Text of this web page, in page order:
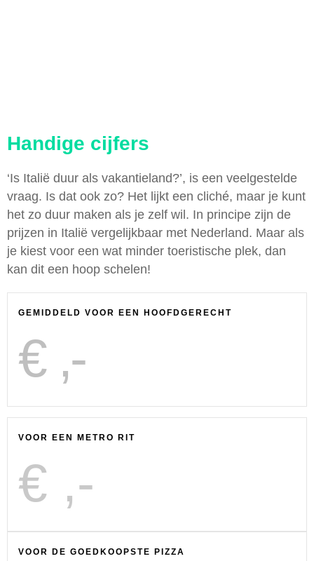
Handige cijfers
‘Is Italië duur als vakantieland?’, is een veelgestelde
vraag. Is dat ook zo? Het lijkt een cliché, maar je kunt
het zo duur maken als je zelf wil. In principe zijn de
prijzen in Italië vergelijkbaar met Nederland. Maar als
je kiest voor een wat minder toeristische plek, dan
kan dit een hoop schelen!
GEMIDDELD VOOR EEN HOOFDGERECHT
€ ,-
VOOR EEN METRO RIT
€ ,-
VOOR DE GOEDKOOPSTE PIZZA